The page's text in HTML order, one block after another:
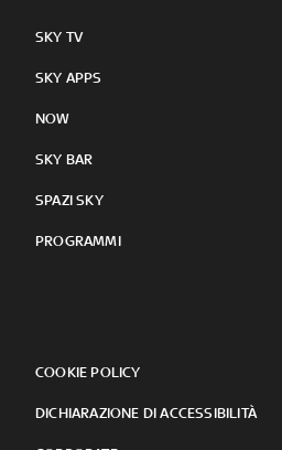
SKY TV
SKY APPS
NOW
SKY BAR
SPAZI SKY
PROGRAMMI
COOKIE POLICY
DICHIARAZIONE DI ACCESSIBILITÀ